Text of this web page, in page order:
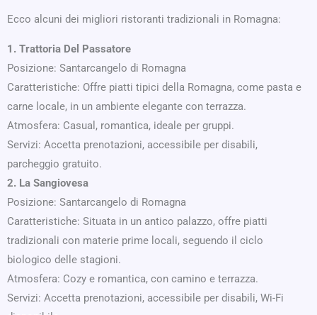
Ecco alcuni dei migliori ristoranti tradizionali in Romagna:
1. Trattoria Del Passatore
Posizione: Santarcangelo di Romagna
Caratteristiche: Offre piatti tipici della Romagna, come pasta e
carne locale, in un ambiente elegante con terrazza.
Atmosfera: Casual, romantica, ideale per gruppi.
Servizi: Accetta prenotazioni, accessibile per disabili,
parcheggio gratuito.
2. La Sangiovesa
Posizione: Santarcangelo di Romagna
Caratteristiche: Situata in un antico palazzo, offre piatti
tradizionali con materie prime locali, seguendo il ciclo
biologico delle stagioni.
Atmosfera: Cozy e romantica, con camino e terrazza.
Servizi: Accetta prenotazioni, accessibile per disabili, Wi-Fi